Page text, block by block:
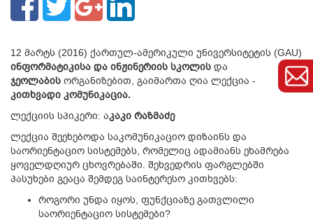
12 მარტს (2016) ქართულ-ამერიკული უნივერსიტეტის (GAU)
ინფორმატიკისა და ინჟინერიის სკოლის და
ჯეოლაბის ორგანიზებით, გაიმართა ღია ლექცია -
კითხვადი კომუნიკაცია.
ლექციის სპიკერი: აკაკი რაზმაძე
ლექცია შეეხებოდა საკომუნიკაციო დიზაინს და
საორიენტაციო სისტემებს, რომელიც ადამიანს ეხამრება
ყოველდღიურ ცხოვრებაში. შეხვედრის ფარგლებში
პასუხები გეაცა შემდეგ საინტერესო კითხვებს:
როგორი უნდა იყოს, ფუნქციაზე გათვლილი
საორიენტაციო სისტემები?